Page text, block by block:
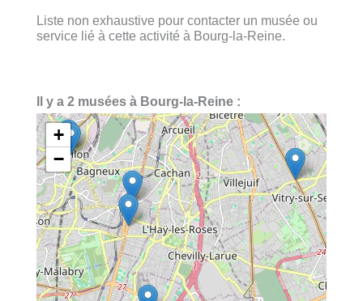
Liste non exhaustive pour contacter un musée ou
service lié à cette activité à Bourg-la-Reine.
Il y a 2 musées à Bourg-la-Reine :
+
−